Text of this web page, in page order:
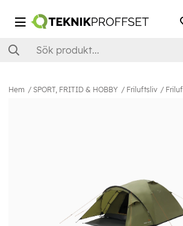
Hem SPORT, FRITID & HOBBY Friluftsliv